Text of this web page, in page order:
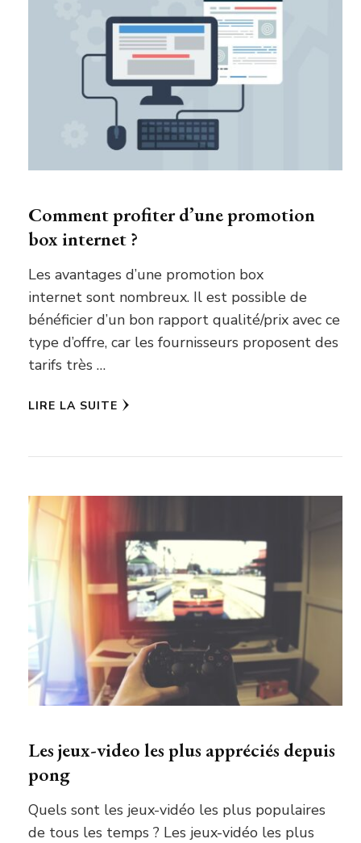
Comment profiter d’une promotion
box internet ?
Les avantages d’une promotion box
internet sont nombreux. Il est possible de
bénéficier d’un bon rapport qualité/prix avec ce
type d’offre, car les fournisseurs proposent des
tarifs très …
LIRE LA SUITE
Les jeux-video les plus appréciés depuis
pong
Quels sont les jeux-vidéo les plus populaires
de tous les temps ? Les jeux-vidéo les plus